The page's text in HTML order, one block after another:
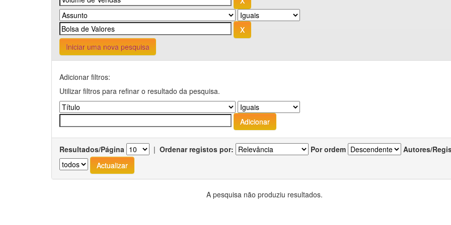
Iniciar uma nova pesquisa
Adicionar filtros:
Utilizar filtros para refinar o resultado da pesquisa.
Resultados/Página | Ordenar registos por: Por ordem Autores/
A pesquisa não produziu resultados.